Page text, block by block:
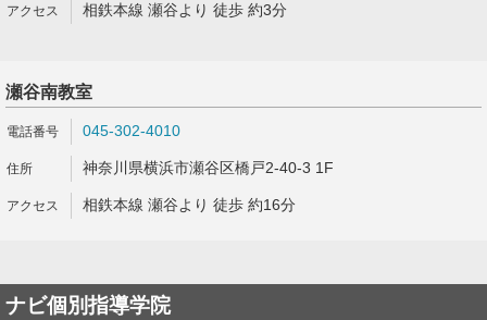
相鉄本線 瀬谷より 徒歩 約3分
瀬谷南教室
045-302-4010
神奈川県横浜市瀬谷区橋戸2-40-3 1F
相鉄本線 瀬谷より 徒歩 約16分
ナビ個別指導学院